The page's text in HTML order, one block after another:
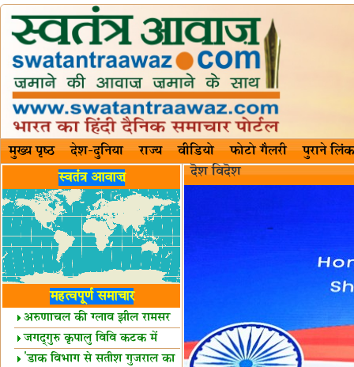
मुख्य पृष्ठ देश-दुनिया राज्य वीडियो फोटो गैलरी पुराने लिंक
स्वतंत्र आवाज़
महत्वपूर्ण समाचार
अरुणाचल की ग्लाव झील रामसर
स्थल घोषित
जगद्गुरु कृपालु विवि कटक में
शैक्षिक सत्र शुरू
'डाक विभाग से सतीश गुजराल का
दॆश‍ विदॆश‌